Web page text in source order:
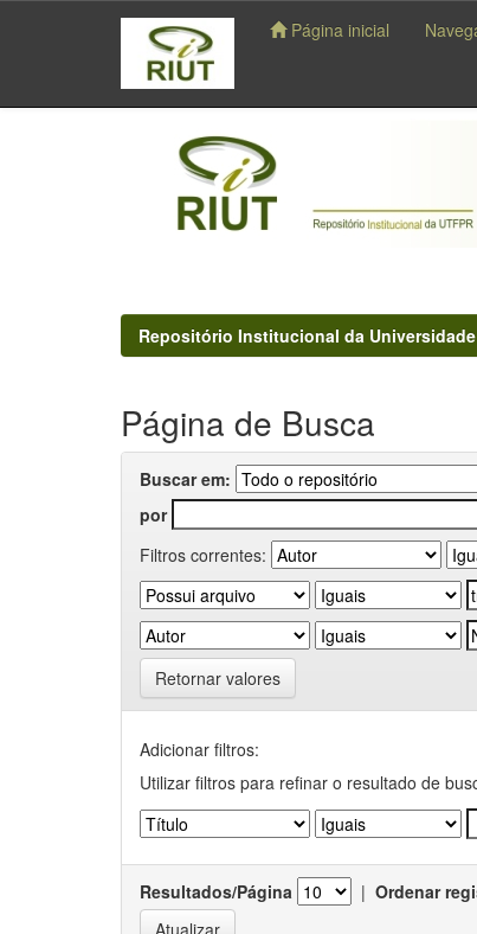
navigation
Página inicial
Repositório Institucional da
Página de Busca
Buscar em:
por
Filtros correntes:
Retornar valores
Adicionar filtros:
Utilizar filtros para refinar o resultado de
Resultados/Página | Ordenar